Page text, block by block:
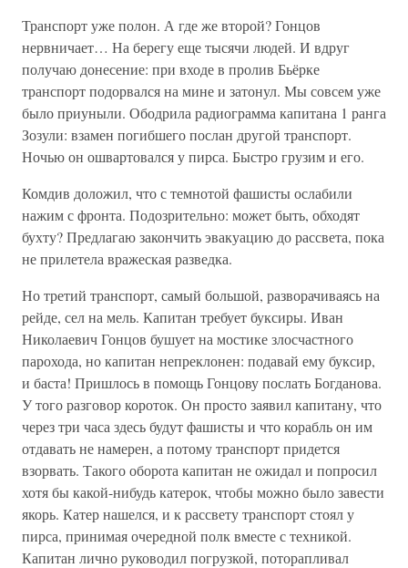
Транспорт уже полон. А где же второй? Гонцов
нервничает… На берегу еще тысячи людей. И вдруг
получаю донесение: при входе в пролив Бьёрке
транспорт подорвался на мине и затонул. Мы совсем уже
было приуныли. Ободрила радиограмма капитана 1 ранга
Зозули: взамен погибшего послан другой транспорт.
Ночью он ошвартовался у пирса. Быстро грузим и его.
Комдив доложил, что с темнотой фашисты ослабили
нажим с фронта. Подозрительно: может быть, обходят
бухту? Предлагаю закончить эвакуацию до рассвета, пока
не прилетела вражеская разведка.
Но третий транспорт, самый большой, разворачиваясь на
рейде, сел на мель. Капитан требует буксиры. Иван
Николаевич Гонцов бушует на мостике злосчастного
парохода, но капитан непреклонен: подавай ему буксир,
и баста! Пришлось в помощь Гонцову послать Богданова.
У того разговор короток. Он просто заявил капитану, что
через три часа здесь будут фашисты и что корабль он им
отдавать не намерен, а потому транспорт придется
взорвать. Такого оборота капитан не ожидал и попросил
хотя бы какой-нибудь катерок, чтобы можно было завести
якорь. Катер нашелся, и к рассвету транспорт стоял у
пирса, принимая очередной полк вместе с техникой.
Капитан лично руководил погрузкой, поторапливал